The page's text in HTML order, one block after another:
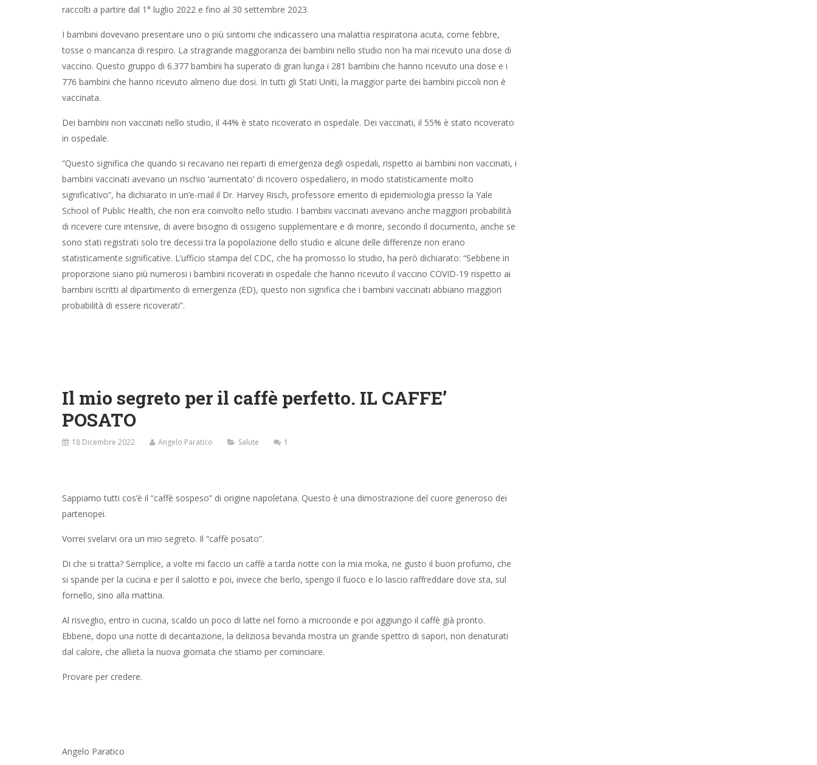
raccolti a partire dal 1° luglio 2022 e fino al 30 settembre 2023.
I bambini dovevano presentare uno o più sintomi che indicassero una malattia respiratoria acuta, come febbre,
tosse o mancanza di respiro. La stragrande maggioranza dei bambini nello studio non ha mai ricevuto una dose di
vaccino. Questo gruppo di 6.377 bambini ha superato di gran lunga i 281 bambini che hanno ricevuto una dose e i
776 bambini che hanno ricevuto almeno due dosi. In tutti gli Stati Uniti, la maggior parte dei bambini piccoli non è
vaccinata.
Dei bambini non vaccinati nello studio, il 44% è stato ricoverato in ospedale. Dei vaccinati, il 55% è stato ricoverato
in ospedale.
“Questo significa che quando si recavano nei reparti di emergenza degli ospedali, rispetto ai bambini non vaccinati, i
bambini vaccinati avevano un rischio ‘aumentato’ di ricovero ospedaliero, in modo statisticamente molto
significativo”, ha dichiarato in un’e-mail il Dr. Harvey Risch, professore emerito di epidemiologia presso la Yale
School of Public Health, che non era coinvolto nello studio. I bambini vaccinati avevano anche maggiori probabilità
di ricevere cure intensive, di avere bisogno di ossigeno supplementare e di morire, secondo il documento, anche se
sono stati registrati solo tre decessi tra la popolazione dello studio e alcune delle differenze non erano
statisticamente significative. L’ufficio stampa del CDC, che ha promosso lo studio, ha però dichiarato: “Sebbene in
proporzione siano più numerosi i bambini ricoverati in ospedale che hanno ricevuto il vaccino COVID-19 rispetto ai
bambini iscritti al dipartimento di emergenza (ED), questo non significa che i bambini vaccinati abbiano maggiori
probabilità di essere ricoverati”.
Il mio segreto per il caffè perfetto. IL CAFFE’
POSATO
18 Dicembre 2022 Angelo Paratico Salute 1
Sappiamo tutti cos’è il “caffè sospeso” di origine napoletana. Questo è una dimostrazione del cuore generoso dei
partenopei.
Vorrei svelarvi ora un mio segreto. Il “caffè posato”.
Di che si tratta? Semplice, a volte mi faccio un caffè a tarda notte con la mia moka, ne gusto il buon profumo, che
si spande per la cucina e per il salotto e poi, invece che berlo, spengo il fuoco e lo lascio raffreddare dove sta, sul
fornello, sino alla mattina.
Al risveglio, entro in cucina, scaldo un poco di latte nel forno a microonde e poi aggiungo il caffè già pronto.
Ebbene, dopo una notte di decantazione, la deliziosa bevanda mostra un grande spettro di sapori, non denaturati
dal calore, che allieta la nuova giornata che stiamo per cominciare.
Provare per credere.
Angelo Paratico